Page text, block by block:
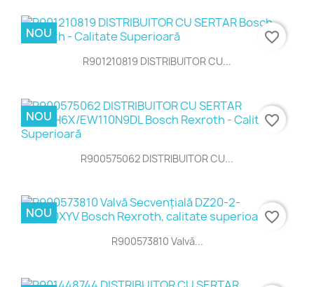
R901210819 DISTRIBUITOR CU...
NOU favorite_border
R900575062 DISTRIBUITOR CU...
NOU favorite_border
R900573810 Valvă...
NOU favorite_border